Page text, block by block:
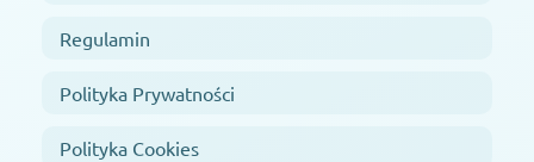
Regulamin
Polityka Prywatności
Polityka Cookies